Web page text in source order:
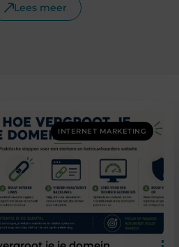
Lees meer
INTERNET MARKETING